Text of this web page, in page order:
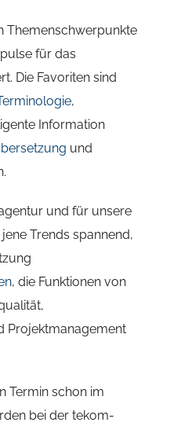
Themenschwerpunkte
für das
Die Favoriten sind
,
Information
und
und für unsere
Trends spannend,
, die Funktionen von
Projektmanagement
Termin schon im
bei der tekom-